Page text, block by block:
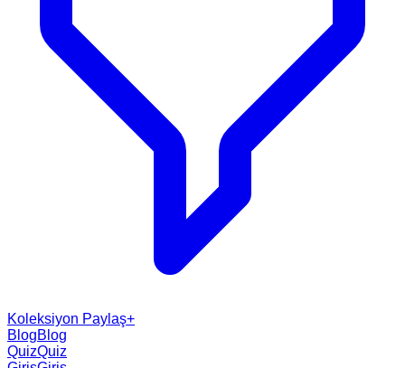
Koleksiyon Paylaş+
BlogBlog
QuizQuiz